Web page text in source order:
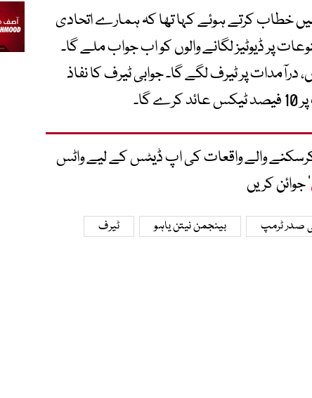
خطاب کرتے ہوئے کہا تھا کہ ہمارے اتحادی
پر ڈیوٹیز لگانے والوں کو اب جواب ملے گا۔
پر ٹیرف لگے گا۔ جوابی ٹیرف کا نفاذ
کرسکنے والے واقعات کی اپ ڈیٹس کے لیے واٹس
‘ جوائن کریں
صدر ٹرمپ بینجمن نیتن یاہو
ٹیرف